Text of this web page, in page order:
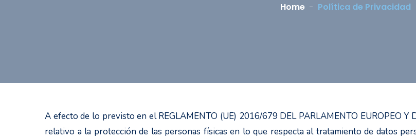
Home Política de Privacidad
A efecto de lo previsto en el REGLAMENTO (UE) 2016/679 DEL PARLAMENTO EUROPEO Y
relativo a la protección de las personas físicas en lo que respecta al tratamiento de datos